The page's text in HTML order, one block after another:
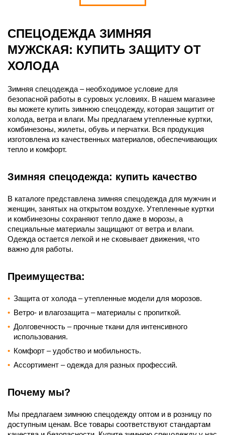
СПЕЦОДЕЖДА ЗИМНЯЯ
МУЖСКАЯ: КУПИТЬ ЗАЩИТУ ОТ
ХОЛОДА
Зимняя спецодежда – необходимое условие для
безопасной работы в суровых условиях. В нашем магазине
вы можете купить зимнюю спецодежду, которая защитит от
холода, ветра и влаги. Мы предлагаем утепленные куртки,
комбинезоны, жилеты, обувь и перчатки. Вся продукция
изготовлена из качественных материалов, обеспечивающих
тепло и комфорт.
Зимняя спецодежда: купить качество
В каталоге представлена зимняя спецодежда для мужчин и
женщин, занятых на открытом воздухе. Утепленные куртки
и комбинезоны сохраняют тепло даже в морозы, а
специальные материалы защищают от ветра и влаги.
Одежда остается легкой и не сковывает движения, что
важно для работы.
Преимущества:
Защита от холода – утепленные модели для морозов.
Ветро- и влагозащита – материалы с пропиткой.
Долговечность – прочные ткани для интенсивного
использования.
Комфорт – удобство и мобильность.
Ассортимент – одежда для разных профессий.
Почему мы?
Мы предлагаем зимнюю спецодежду оптом и в розницу по
доступным ценам. Все товары соответствуют стандартам